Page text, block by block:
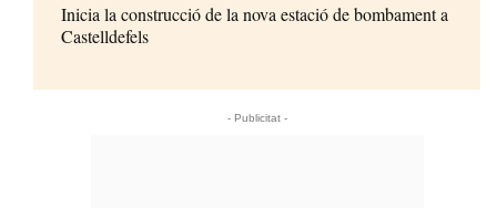
Inicia la construcció de la nova estació de bombament a
Castelldefels
- Publicitat -